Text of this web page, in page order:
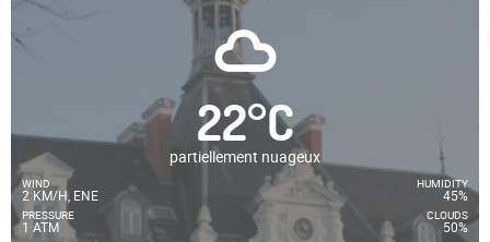
22°C
partiellement nuageux
WIND
2 KM/H, ENE
PRESSURE
1 ATM
HUMIDITY
45%
CLOUDS
50%